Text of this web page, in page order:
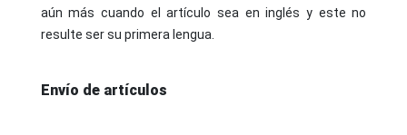
aún más cuando el artículo sea en inglés y este no
resulte ser su primera lengua.
Envío de artículos